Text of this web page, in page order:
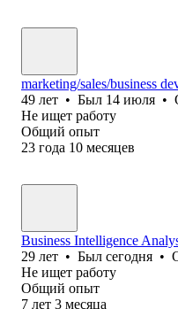
marketing/sales/business
49 лет • Был 14 июля •
Не ищет работу
Общий опыт
23 года 10 месяцев
Business Intelligence
29 лет • Был сегодня •
Не ищет работу
Общий опыт
7 лет 3 месяца